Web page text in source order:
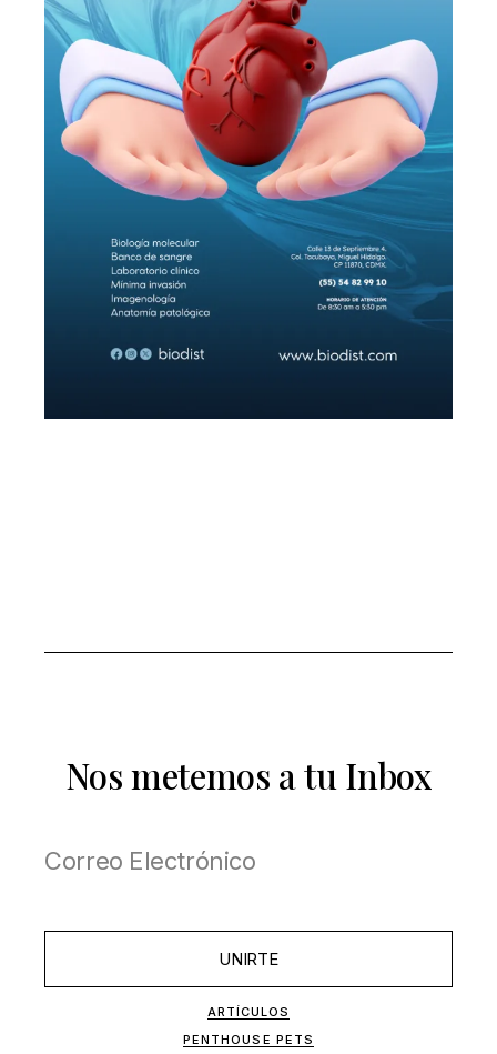
Nos metemos a tu Inbox
UNIRTE
ARTÍCULOS
PENTHOUSE PETS